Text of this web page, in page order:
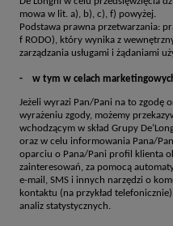
mowa w lit. a), b), c), f) powyżej.
Podstawa prawna przetwarzania:
f RODO), który wynika z
zarządzania usługami i żądaniami
- w tym w celach
Jeżeli wyrazi Pan/Pani na to zgodę
wyrażeniu zgody, możemy
wchodzącym w skład Grupy
oraz w celu informowania Pana/
oparciu o Pana/Pani profil klienta
zainteresowań, za pomocą
e-mail, SMS i innych narzędzi o
kontaktu (na przykład
analiz statystycznych.